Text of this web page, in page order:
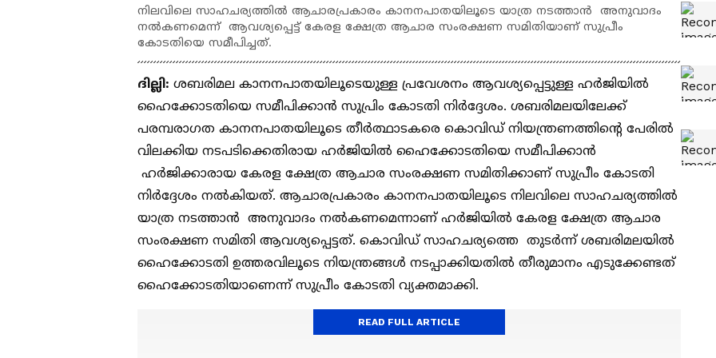
നിലവിലെ സാഹചര്യത്തില്‍ ആചാരപ്രകാരം കാനനപാതയിലൂടെ യാത്ര നടത്താൻ അനുവാദം
നൽകണമെന്ന് ആവശ്യപ്പെട്ട് കേരള ക്ഷേത്ര ആചാര സംരക്ഷണ സമിതിയാണ് സുപ്രീം
കോടതിയെ സമീപിച്ചത്.
ദില്ലി: ശബരിമല കാനനപാതയിലൂടെയുള്ള പ്രവേശനം ആവശ്യപ്പെട്ടുള്ള ഹർജിയിൽ
ഹൈക്കോടതിയെ സമീപിക്കാൻ സുപ്രിം കോടതി നിർദ്ദേശം. ശബരിമലയിലേക്ക്
പരമ്പരാഗത കാനനപാതയിലൂടെ തീർത്ഥാടകരെ കൊവിഡ് നിയന്ത്രണത്തിന്‍റെ പേരിൽ
വിലക്കിയ നടപടിക്കെതിരായ ഹർജിയിൽ ഹൈക്കോടതിയെ സമീപിക്കാൻ
ഹർജിക്കാരായ കേരള ക്ഷേത്ര ആചാര സംരക്ഷണ സമിതിക്കാണ് സുപ്രീം കോടതി
നിർദ്ദേശം നൽകിയത്. ആചാരപ്രകാരം കാനനപാതയിലൂടെ നിലവിലെ സാഹചര്യത്തിൽ
യാത്ര നടത്താൻ അനുവാദം നൽകണമെന്നാണ് ഹര്‍ജിയില്‍ കേരള ക്ഷേത്ര ആചാര
സംരക്ഷണ സമിതി ആവശ്യപ്പെട്ടത്. കൊവിഡ് സാഹചര്യത്തെ തുടർന്ന് ശബരിമലയിൽ
ഹൈക്കോടതി ഉത്തരവിലൂടെ നിയന്ത്രങ്ങൾ നടപ്പാക്കിയതിൽ തീരുമാനം എടുക്കേണ്ടത്
ഹൈക്കോടതിയാണെന്ന് സുപ്രീം കോടതി വ്യക്തമാക്കി.
READ FULL ARTICLE